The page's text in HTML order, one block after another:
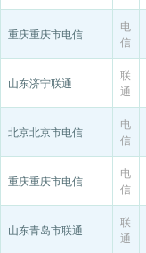
重庆重庆市电信
电
信
山东济宁联通
联
通
北京北京市电信
电
信
重庆重庆市电信
电
信
山东青岛市联通
联
通